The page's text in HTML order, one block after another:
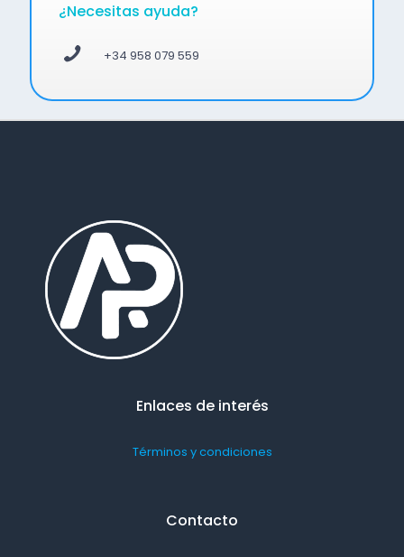
¿Necesitas ayuda?
+34 958 079 559
Enlaces de interés
Términos y condiciones
Contacto